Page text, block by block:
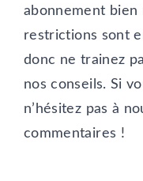
abonnement bien
restrictions sont
donc ne trainez
nos conseils. Si
n’hésitez pas à
commentaires !